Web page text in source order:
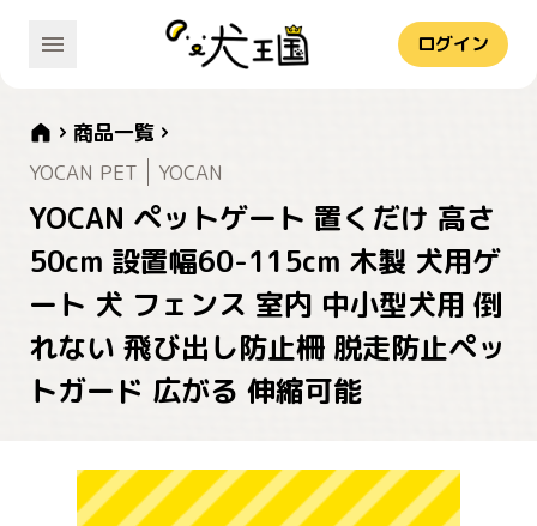
ログイン
商品一覧
YOCAN PET
YOCAN
YOCAN ペットゲート 置くだけ 高さ
50cm 設置幅60-115cm 木製 犬用ゲ
ート 犬 フェンス 室内 中小型犬用 倒
れない 飛び出し防止柵 脱走防止ペッ
トガード 広がる 伸縮可能